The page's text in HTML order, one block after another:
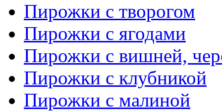
Пирожки с творогом
Пирожки с ягодами
Пирожки с вишней,
Пирожки с клубникой
Пирожки с малиной